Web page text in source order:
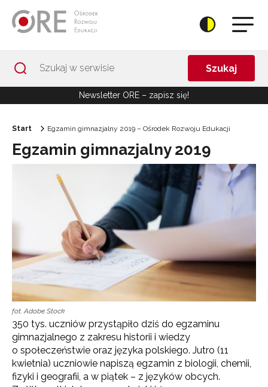
Szukaj
Newsletter ORE – zapisz się!
Start Egzamin gimnazjalny 2019 – Ośrodek Rozwoju Edukacji
Egzamin gimnazjalny 2019
fot. Adobe Stock
350 tys. uczniów przystąpiło dziś do egzaminu
gimnazjalnego z zakresu historii i wiedzy
o społeczeństwie oraz języka polskiego. Jutro (11
kwietnia) uczniowie napiszą egzamin z biologii, chemii,
fizyki i geografii, a w piątek – z języków obcych.